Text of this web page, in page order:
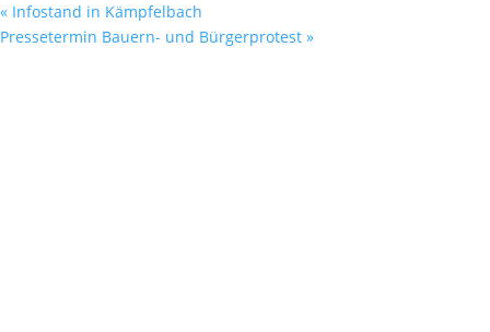
« Infostand in Kämpfelbach
Pressetermin Bauern- und Bürgerprotest »